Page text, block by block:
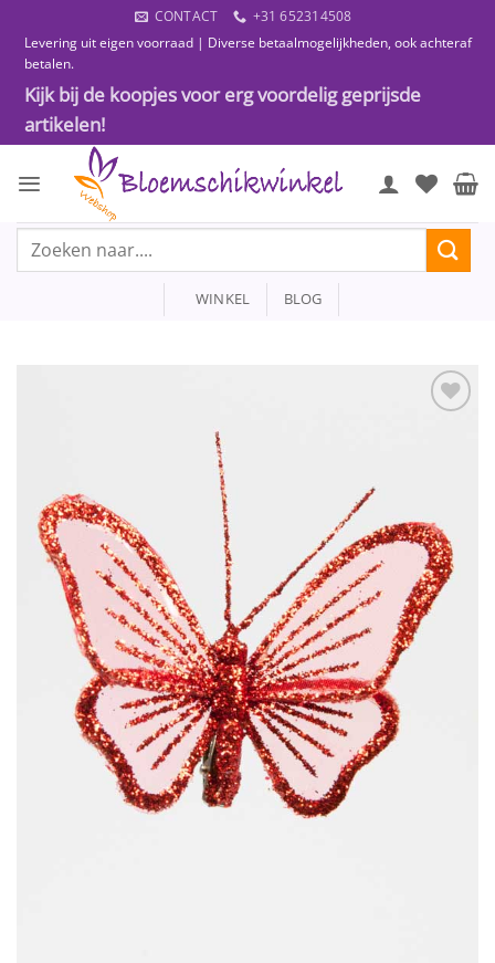
naar
inhoud
CONTACT
+31 652314508
Levering uit eigen voorraad | Diverse betaalmogelijkheden, ook achteraf
betalen.
Kijk bij de koopjes voor erg voordelig geprijsde
artikelen!
Zoeken
WINKEL BLOG